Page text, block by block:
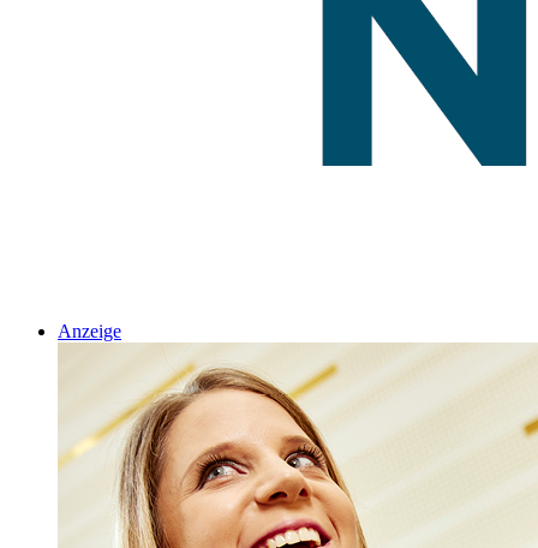
Anzeige